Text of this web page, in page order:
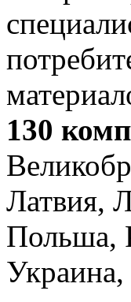
130
Латвия,
Польша,